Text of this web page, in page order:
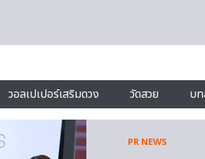
วอลเปเปอร์เสริมดวง วัดสวย บ
PR NEWS